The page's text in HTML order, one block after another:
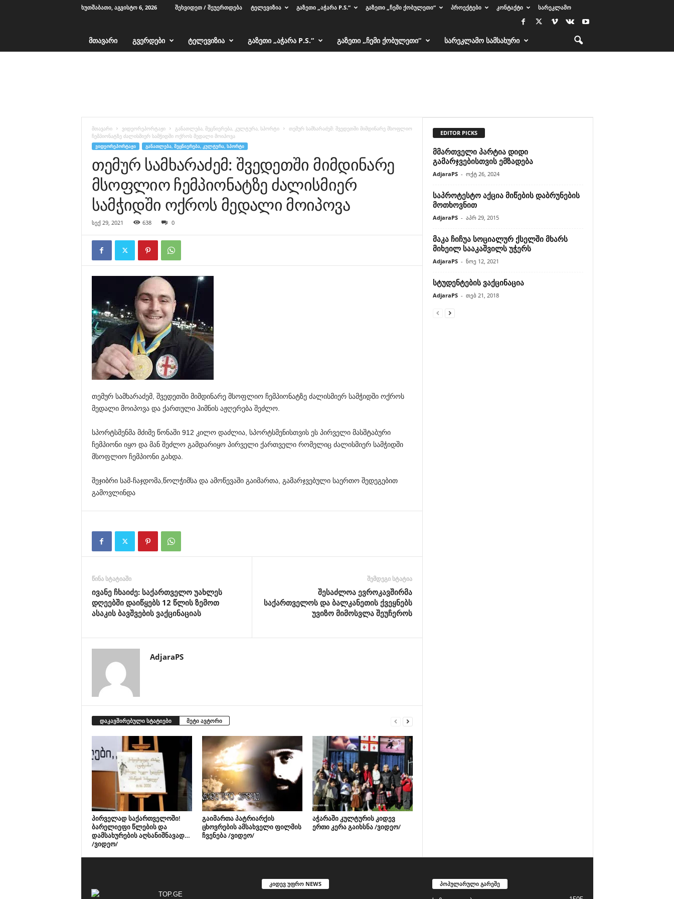
ᲮᲣᲗᲨᲐᲑᲐᲗᲘ, ᲐᲒᲕᲘᲡᲢᲝ 6, 2026 ᲨᲔᲮᲕᲘᲓᲔᲗ / ᲨᲔᲣᲔᲠᲗᲓᲔᲑᲐ ᲢᲔᲚᲔᲕᲘᲖᲘᲐ ᲒᲐᲖᲔᲗᲘ „ᲐᲭᲐᲠᲐ P.S.“ ᲒᲐᲖᲔᲗᲘ „ᲩᲔᲛᲘ ᲥᲝᲑᲣᲚᲔᲗᲘ“ ᲞᲠᲝᲔᲥᲢᲔᲑᲘ ᲙᲝᲜᲢᲐᲥᲢᲘ ᲡᲐᲠᲔᲙᲚᲐᲛᲝ
ᲛᲗᲐᲕᲐᲠᲘ ᲒᲕᲔᲠᲓᲔᲑᲘ ᲢᲔᲚᲔᲕᲘᲖᲘᲐ ᲒᲐᲖᲔᲗᲘ „ᲐᲭᲐᲠᲐ P.S.“ ᲒᲐᲖᲔᲗᲘ „ᲩᲔᲛᲘ ᲥᲝᲑᲣᲚᲔᲗᲘ“ ᲡᲐᲠᲔᲙᲚᲐᲛᲝ ᲡᲐᲛᲡᲐᲮᲣᲠᲘ
მთავარი ვიდეორეპორტაჟი განათლება, მეცნიერება, კულტურა, სპორტი
თემურ სამხარაძემ: შვედეთში მიმდინარე მსოფლიო
ჩემპიონატზე ძალისმიერ სამჭიდში ოქროს მედალი მოიპოვა
ᲕᲘᲓᲔᲝᲠᲔᲞᲝᲠᲢᲐᲟᲘ ᲒᲐᲜᲐᲗᲚᲔᲑᲐ, ᲛᲔᲪᲜᲘᲔᲠᲔᲑᲐ, ᲙᲣᲚᲢᲣᲠᲐ, ᲡᲞᲝᲠᲢᲘ
თემურ სამხარაძემ: შვედეთში მიმდინარე
მსოფლიო ჩემპიონატზე ძალისმიერ
სამჭიდში ოქროს მედალი მოიპოვა
სექ 29, 2021 638 0
თემურ სამხარაძემ, შვედეთში მიმდინარე მსოფლიო ჩემპიონატზე ძალისმიერ სამჭიდში ოქროს
მედალი მოიპოვა და ქართული ჰიმნის აჟღერება შეძლო.
სპორტსმენმა მძიმე წონაში 912 კილო დაძლია, სპორტსმენისთვის ეს პირველი მასშტაბური
ჩემპიონი იყო და მან შეძლო გამდარიყო პირველი ქართველი რომელიც ძალისმიერ სამჭიდში
მსოფლიო ჩემპიონი გახდა.
შეჯიბრი სამ-ჩაჯდომა,წოლჭიმსა და ამოწევაში გაიმართა, გამარჯვებული საერთო შედეგებით
გამოვლინდა
წინა სტატიაში
ივანე ჩხაიძე: საქართველო უახლეს
დღეებში დაიწყებს 12 წლის ზემოთ
ასაკის ბავშვების ვაქცინაციას
შემდეგი სტატია
შესაძლოა ევროკავშირმა
საქართველოს და ბალკანეთის ქვეყნებს
უვიზო მიმოსვლა შეუჩეროს
AdjaraPS
დაკავშირებული სტატიები მეტი ავტორი
პირველად საქართველოში!
ბარელიეფი წლების და
დამსახურების აღსანიშნავად…
/ვიდეო/
გაიმართა პატრიარქის
ცხოვრების ამსახველი ფილმის
ჩვენება /ვიდეო/
აჭარაში კულტურის კიდევ
ერთი კერა გაიხსნა /ვიდეო/
EDITOR PICKS
მმართველი პარტია დიდი
გამარჯვებისთვის ემზადება
AdjaraPS - ოქტ 26, 2024
საპროტესტო აქცია მიწების დაბრუნების
მოთხოვნით
AdjaraPS - აპრ 29, 2015
მაკა ჩიჩუა სოციალურ ქსელში მხარს
მიხეილ სააკაშვილს უჭერს
AdjaraPS - ნოე 12, 2021
სტუდენტების ვაქცინაცია
AdjaraPS - თებ 21, 2018
კიდევ უფრო NEWS პოპულარული გარეშე